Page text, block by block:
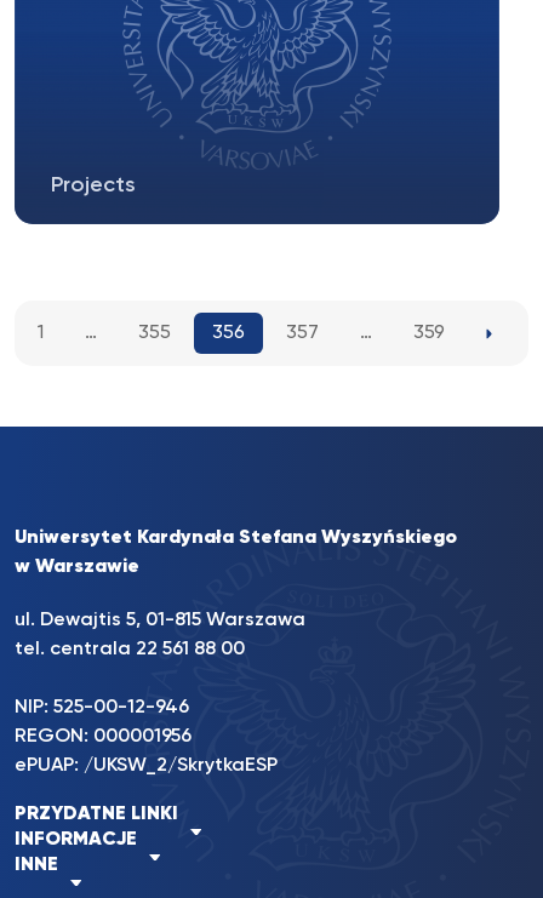
Projects
1 … 355 356 357 … 359
Uniwersytet Kardynała Stefana Wyszyńskiego
w Warszawie
ul. Dewajtis 5, 01-815 Warszawa
tel. centrala 22 561 88 00
NIP: 525-00-12-946
REGON: 000001956
ePUAP: /UKSW_2/SkrytkaESP
PRZYDATNE LINKI
INFORMACJE
INNE